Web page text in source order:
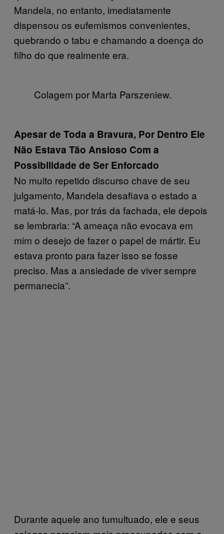
Mandela, no entanto, imediatamente
dispensou os eufemismos convenientes,
quebrando o tabu e chamando a doença do
filho do que realmente era.
Colagem por Marta Parszeniew.
Apesar de Toda a Bravura, Por Dentro Ele
Não Estava Tão Ansioso Com a
Possibilidade de Ser Enforcado
No muito repetido discurso chave de seu
julgamento, Mandela desafiava o estado a
matá-lo. Mas, por trás da fachada, ele depois
se lembraria: “A ameaça não evocava em
mim o desejo de fazer o papel de mártir. Eu
estava pronto para fazer isso se fosse
preciso. Mas a ansiedade de viver sempre
permanecia”.
Durante aquele ano tumultuado, ele e seus